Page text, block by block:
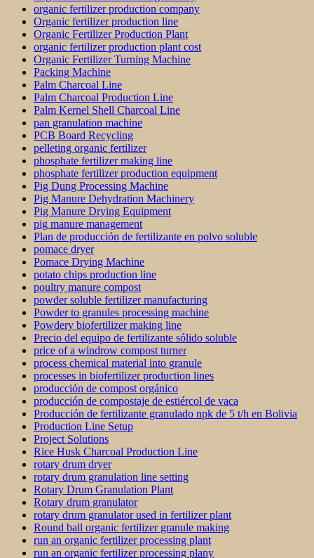
organic fertilizer production company
Organic fertilizer production line
Organic Fertilizer Production Plant
organic fertilizer production plant cost
Organic Fertilizer Turning Machine
Packing Machine
Palm Charcoal Line
Palm Charcoal Production Line
Palm Kernel Shell Charcoal Line
pan granulation machine
PCB Board Recycling
pelleting organic fertilizer
phosphate fertilizer making line
phosphate fertilizer production equipment
Pig Dung Processing Machine
Pig Manure Dehydration Machinery
Pig Manure Drying Equipment
pig manure management
Plan de producción de fertilizante en polvo soluble
pomace dryer
Pomace Drying Machine
potato chips production line
poultry manure compost
powder soluble fertilizer manufacturing
Powder to granules processing machine
Powdery biofertilizer making line
Precio del equipo de fertilizante sólido soluble
price of a windrow compost turner
process chemical material into granule
processes in biofertilizer production lines
producción de compost orgánico
producción de compostaje de estiércol de vaca
Producción de fertilizante granulado npk de 5 t/h en Bolivia
Production Line Setup
Project Solutions
Rice Husk Charcoal Production Line
rotary drum dryer
rotary drum granulation line setting
Rotary Drum Granulation Plant
Rotary drum granulator
rotary drum granulator used in fertilizer plant
Round ball organic fertilizer granule making
run an organic fertilizer processing plant
run an organic fertilizer processing plany